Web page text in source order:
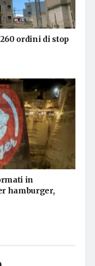
ordini di stop
in
hamburger,